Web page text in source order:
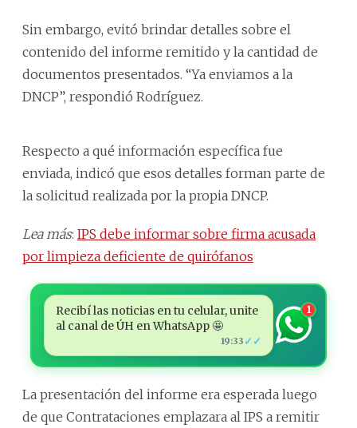
Sin embargo, evitó brindar detalles sobre el
contenido del informe remitido y la cantidad de
documentos presentados. “Ya enviamos a la
DNCP”, respondió Rodríguez.
Respecto a qué información específica fue
enviada, indicó que esos detalles forman parte de
la solicitud realizada por la propia DNCP.
Lea más: IPS debe informar sobre firma acusada
por limpieza deficiente de quirófanos
Recibí las noticias en tu celular, unite
al canal de ÚH en WhatsApp 🤩
19:33 ✓✓
1
La presentación del informe era esperada luego
de que Contrataciones emplazara al IPS a remitir